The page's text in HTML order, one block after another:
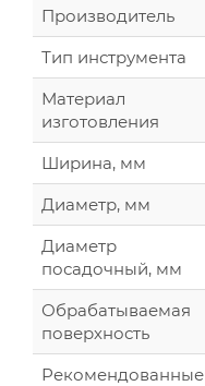
Производитель
Тип инструмента
Материал
изготовления
Ширина, мм
Диаметр, мм
Диаметр
посадочный, мм
Обрабатываемая
поверхность
Рекомендованные